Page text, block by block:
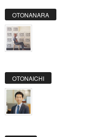
OTONANARA
OTONAICHI